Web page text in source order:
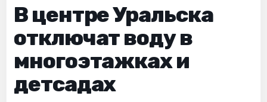
В центре Уральска
отключат воду в
многоэтажках и
детсадах